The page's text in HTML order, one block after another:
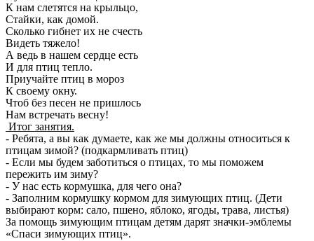
К нам слетятся на крыльцо,
Стайки, как домой.
Сколько гибнет их не счесть
Видеть тяжело!
А ведь в нашем сердце есть
И для птиц тепло.
Приучайте птиц в мороз
К своему окну.
Чтоб без песен не пришлось
Нам встречать весну!
Итог занятия.
- Ребята, а вы как думаете, как же мы должны относиться к
птицам зимой? (подкармливать птиц)
- Если мы будем заботиться о птицах, то мы поможем
пережить им зиму?
- У нас есть кормушка, для чего она?
- Заполним кормушку кормом для зимующих птиц. (Дети
выбирают корм: сало, пшено, яблоко, ягоды, трава, листья)
За помощь зимующим птицам детям дарят значки-эмблемы
«Спаси зимующих птиц».